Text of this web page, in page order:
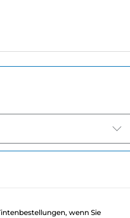
wenn Sie